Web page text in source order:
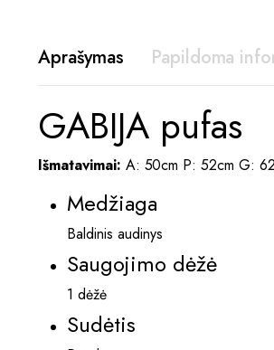
Aprašymas Papildoma
GABIJA pufas
Išmatavimai: A: 50cm P: 52cm G:
Medžiaga
Baldinis audinys
Saugojimo dėžė
1 dėžė
Sudėtis